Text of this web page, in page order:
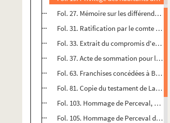
Fol. 27. Mémoire sur les différends
Fol. 31. Ratification par le comte de
Fol. 33. Extrait du compromis d'entre
Fol. 37. Acte de sommation pour la
Fol. 63. Franchises concédées à
Fol. 81. Copie du testament de
Fol. 103. Hommage de Perceval,
Fol. 105. Hommage de Perceval de